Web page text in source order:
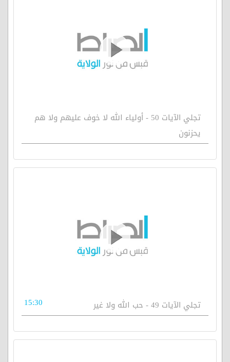
تجلي الآيات 50 - أولياء الله لا خوف عليهم ولا هم
يحزنون
تجلي الآيات 49 - حب الله ولا غير 15:30